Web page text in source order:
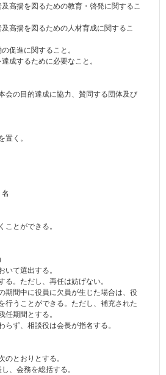
高揚を図るための教育・啓発に関するこ
高揚を図るための人材育成に関するこ
促進に関すること。
成するために必要なこと。
の目的達成に協力、賛同する団体及び
く。
とができる。
て選出する。
。ただし、再任は妨げない。
期間中に役員に欠員が生じた場合は、役
行うことができる。ただし、補充された
任期間とする。
ず、相談役は会長が指名する。
とおりとする。
、会務を総括する。